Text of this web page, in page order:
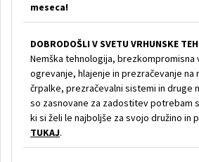
meseca!
DOBRODOŠLI V SVETU VRHUNSKE
Nemška tehnologija, brezkompromisna
ogrevanje, hlajenje in prezračevanje na
črpalke, prezračevalni sistemi in druge
so zasnovane za zadostitev potrebam
ki si želi le najboljše za svojo družino in
TUKAJ.